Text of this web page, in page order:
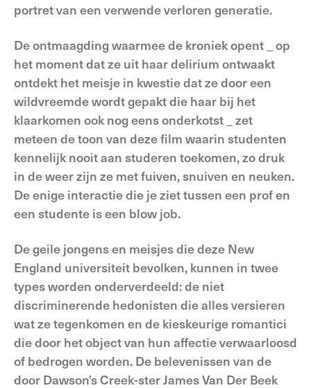
portret van een verwende verloren generatie.
De ontmaagding waarmee de kroniek opent _ op
het moment dat ze uit haar delirium ontwaakt
ontdekt het meisje in kwestie dat ze door een
wildvreemde wordt gepakt die haar bij het
klaarkomen ook nog eens onderkotst _ zet
meteen de toon van deze film waarin studenten
kennelijk nooit aan studeren toekomen, zo druk
in de weer zijn ze met fuiven, snuiven en neuken.
De enige interactie die je ziet tussen een prof en
een studente is een blow job.
De geile jongens en meisjes die deze New
England universiteit bevolken, kunnen in twee
types worden onderverdeeld: de niet
discriminerende hedonisten die alles versieren
wat ze tegenkomen en de kieskeurige romantici
die door het object van hun affectie verwaarloosd
of bedrogen worden. De belevenissen van de
door Dawson’s Creek-ster James Van Der Beek